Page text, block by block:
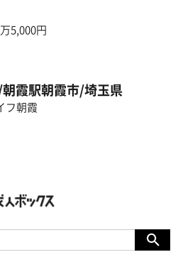
5,000円
霞駅朝霞市/埼玉県
フ朝霞